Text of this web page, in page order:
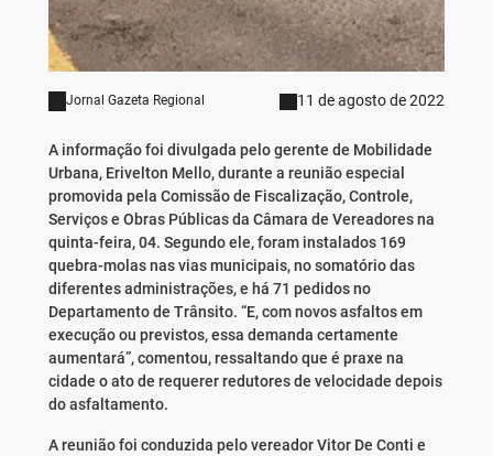
Jornal Gazeta Regional 11 de agosto de 2022
A informação foi divulgada pelo gerente de Mobilidade
Urbana, Erivelton Mello, durante a reunião especial
promovida pela Comissão de Fiscalização, Controle,
Serviços e Obras Públicas da Câmara de Vereadores na
quinta-feira, 04. Segundo ele, foram instalados 169
quebra-molas nas vias municipais, no somatório das
diferentes administrações, e há 71 pedidos no
Departamento de Trânsito. “E, com novos asfaltos em
execução ou previstos, essa demanda certamente
aumentará”, comentou, ressaltando que é praxe na
cidade o ato de requerer redutores de velocidade depois
do asfaltamento.
A reunião foi conduzida pelo vereador Vitor De Conti e